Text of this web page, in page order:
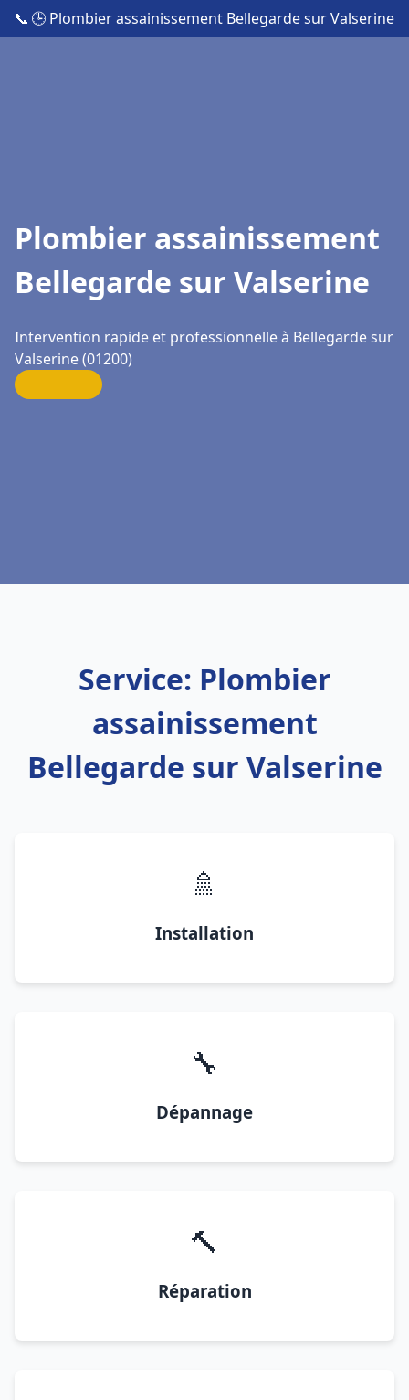
📞 🕒 Plombier assainissement Bellegarde sur Valserine
Plombier assainissement
Bellegarde sur Valserine
Intervention rapide et professionnelle à Bellegarde sur
Valserine (01200)
Service: Plombier
assainissement
Bellegarde sur Valserine
🚿
Installation
🔧
Dépannage
🔨
Réparation